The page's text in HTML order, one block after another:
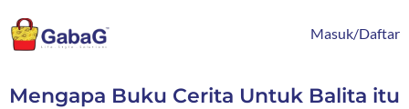
ke
konten
Masuk/Daftar
Mengapa Buku Cerita Untuk Balita itu